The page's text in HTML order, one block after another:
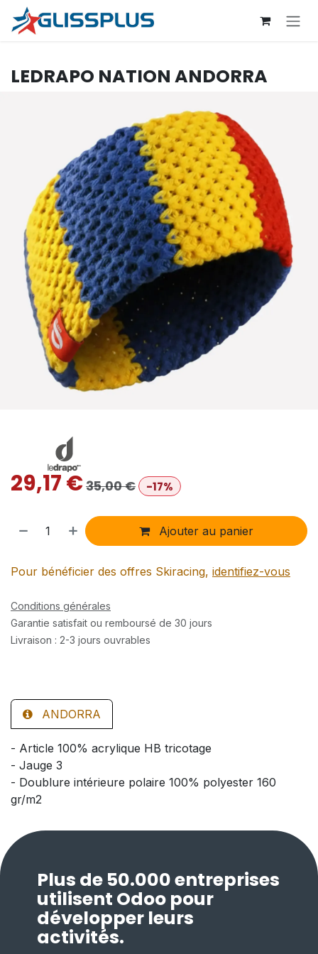
Se rendre au contenu
LEDRAPO NATION ANDORRA
29,17€35,00€ -17%
Ajouter au panier
Pour bénéficier des offres Skiracing, identifiez-vous
Conditions générales
Garantie satisfait ou remboursé de 30 jours
Livraison : 2-3 jours ouvrables
ANDORRA
- Article 100% acrylique HB tricotage
- Jauge 3
- Doublure intérieure polaire 100% polyester 160
gr/m2
Plus de 50.000 entreprises
utilisent Odoo pour
développer leurs
activités.